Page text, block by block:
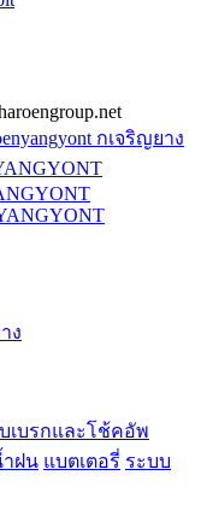
กเจริญยาง
ง
เบรกและโช้คอัพ
ฝน แบตเตอรี่ ระบบ